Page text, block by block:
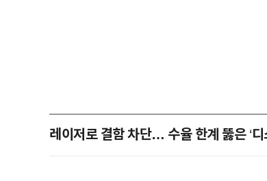
레이저로 결함 차단… 수율 한계 뚫은 ‘디